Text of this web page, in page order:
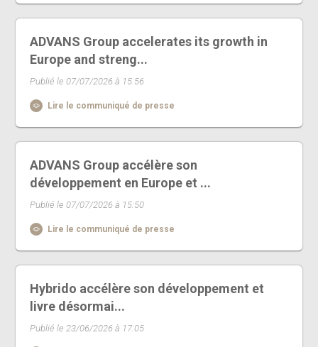
ADVANS Group accelerates its growth in
Europe and streng...
Publié le 07/07/2026 à 15:56
Lire le communiqué de presse
ADVANS Group accélère son
développement en Europe et ...
Publié le 07/07/2026 à 15:50
Lire le communiqué de presse
Hybrido accélère son développement et
livre désormai...
Publié le 23/06/2026 à 17:05